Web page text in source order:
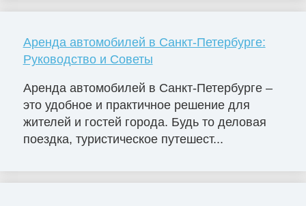
Аренда автомобилей в Санкт-Петербурге:
Руководство и Советы
Аренда автомобилей в Санкт-Петербурге –
это удобное и практичное решение для
жителей и гостей города. Будь то деловая
поездка, туристическое путешест...